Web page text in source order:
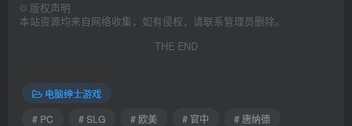
© 版权声明
本站资源均来自网络收集，如有侵权，请联系管理员删除。
THE END
电脑绅士游戏
# PC
# SLG # 欧美 # 官中 # 唐纳德